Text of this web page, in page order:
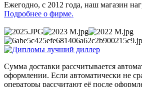
Ежегодно, с 2012 года, наш магазин
Подробнее о фирме.
Сумма доставки рассчитывается
оформлении. Если автоматически не
операторы рассчитают её после